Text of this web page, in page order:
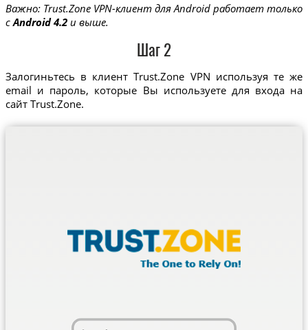
Важно: Trust.Zone VPN-клиент для Android работает только
сAndroid 4.2и выше.
Шаг 2
Залогиньтесь в клиент Trust.Zone VPN используя те же
email и пароль, которые Вы используете для входа на
сайт Trust.Zone.